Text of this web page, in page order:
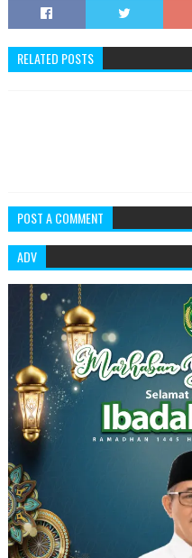
RELATED POSTS
POST A COMMENT
ADV